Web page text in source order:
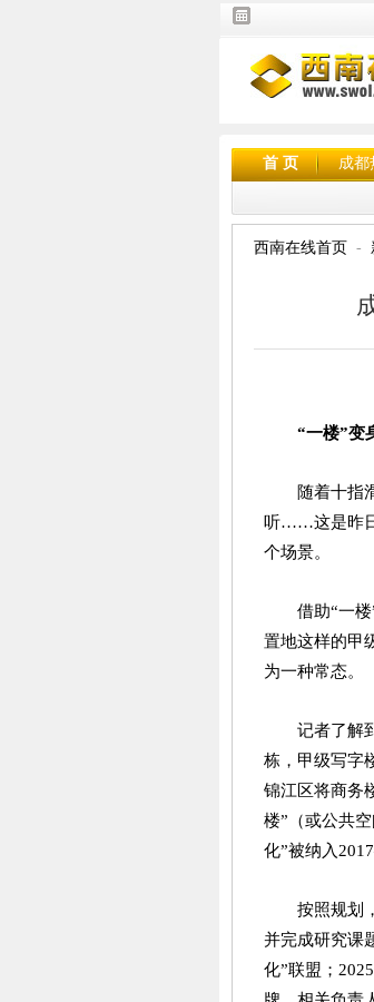
首 页 成都
西南在线首页
“一楼”变
随着十指
听……这是昨日
个场景。
借助“一
置地这样的甲
为一种常态。
记者了解
栋，甲级写字
锦江区将商务
楼”（或公共
化”被纳入
按照规划
并完成研究课
化”联盟；